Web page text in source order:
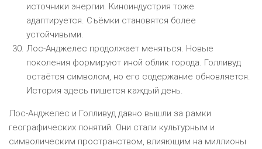
источники энергии. Киноиндустрия тоже
адаптируется. Съёмки становятся более
устойчивыми.
Лос-Анджелес продолжает меняться. Новые
поколения формируют иной облик города. Голливуд
остаётся символом, но его содержание обновляется.
История здесь пишется каждый день.
Лос-Анджелес и Голливуд давно вышли за рамки
географических понятий. Они стали культурным и
символическим пространством, влияющим на миллионы